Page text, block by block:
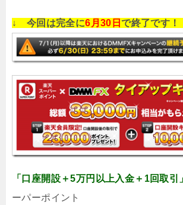
↓ 今回は完全に6月30日で終了です
「口座開設＋5万円以上入金＋1回取引
ーパーポイント